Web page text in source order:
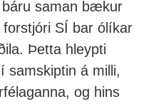
báru saman bækur
SÍ bar ólíkar
Þetta hleypti
samskiptin á milli,
og hins